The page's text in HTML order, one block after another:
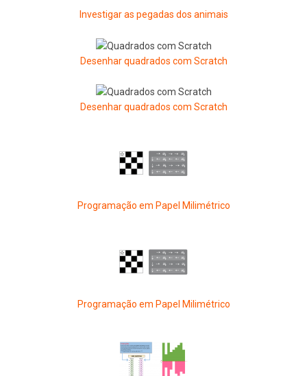
Investigar as pegadas dos animais
Desenhar quadrados com Scratch
Desenhar quadrados com Scratch
Programação em Papel Milimétrico
Programação em Papel Milimétrico